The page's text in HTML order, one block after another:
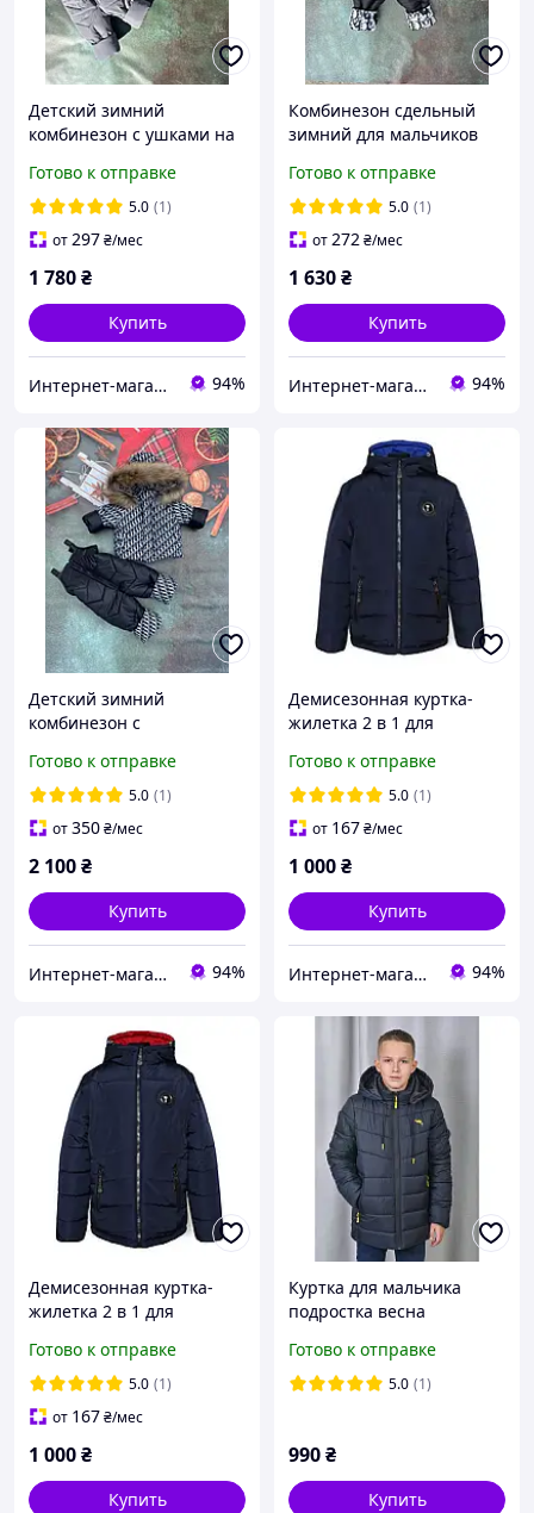
Детский зимний
комбинезон с ушками на
Готово к отправке
5.0 (1)
от297₴/мес
1 780₴
Купить
Интернет-магазин "GLADYS" 94%
Комбинезон сдельный
зимний для мальчиков
Готово к отправке
5.0 (1)
от272₴/мес
1 630₴
Купить
Интернет-магазин "GLADYS" 94%
Детский зимний
комбинезон с
энота на мальчика "Dior"
черный 80-86
Готово к отправке
5.0 (1)
от350₴/мес
2 100₴
Купить
Интернет-магазин "GLADYS" 94%
Демисезонная куртка-
жилетка 2 в 1 для
с электрик 134-152
Готово к отправке
5.0 (1)
от 167₴/мес
1 000₴
Купить
Интернет-магазин "GLADYS" 94%
Демисезонная куртка-
жилетка 2 в 1 для
с красным 134-152
Готово к отправке
5.0 (1)
от 167₴/мес
1 000₴
Купить
Куртка для мальчика
подростка весна
Готово к отправке
5.0 (1)
990₴
Купить